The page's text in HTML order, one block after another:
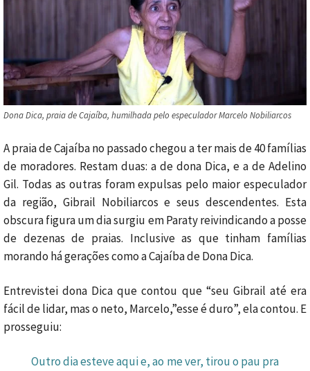
Dona Dica, praia de Cajaíba, humilhada pelo especulador Marcelo Nobiliarcos
A praia de Cajaíba no passado chegou a ter mais de 40 famílias
de moradores. Restam duas: a de dona Dica, e a de Adelino
Gil. Todas as outras foram expulsas pelo maior especulador
da região, Gibrail Nobiliarcos e seus descendentes. Esta
obscura figura um dia surgiu em Paraty reivindicando a posse
de dezenas de praias. Inclusive as que tinham famílias
morando há gerações como a Cajaíba de Dona Dica.
Entrevistei dona Dica que contou que “seu Gibrail até era
fácil de lidar, mas o neto, Marcelo,”esse é duro”, ela contou. E
prosseguiu:
Outro dia esteve aqui e, ao me ver, tirou o pau pra